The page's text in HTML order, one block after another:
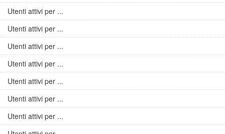
Utenti attivi per ...
Utenti attivi per ...
Utenti attivi per ...
Utenti attivi per ...
Utenti attivi per ...
Utenti attivi per ...
Utenti attivi per ...